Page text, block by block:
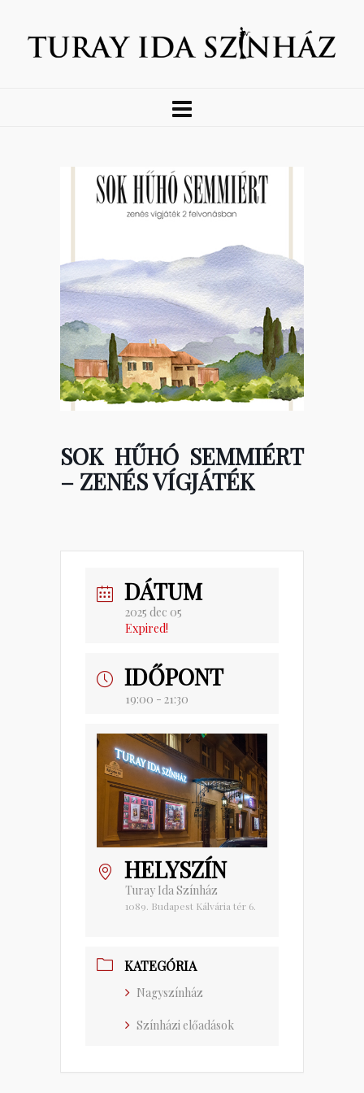
SOK HŰHÓ SEMMIÉRT
– ZENÉS VÍGJÁTÉK
DÁTUM
2025 dec 05
Expired!
IDŐPONT
19:00 - 21:30
HELYSZÍN
Turay Ida Színház
1089. Budapest Kálvária tér 6.
KATEGÓRIA
Nagyszínház
Színházi előadások